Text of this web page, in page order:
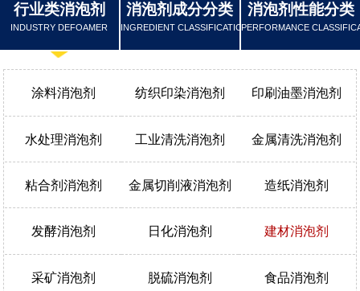
行业类消泡剂
INDUSTRY DEFOAMER
涂料消泡剂 纺织印染消泡剂 印刷油墨消泡剂
水处理消泡剂 工业清洗消泡剂 金属清洗消泡剂
粘合剂消泡剂 金属切削液消泡剂 造纸消泡剂
发酵消泡剂 日化消泡剂 建材消泡剂
采矿消泡剂 脱硫消泡剂 食品消泡剂
消泡剂成分分类
INGREDIENT CLASSIFICATION
消泡剂性能分类
PERFORMANCE